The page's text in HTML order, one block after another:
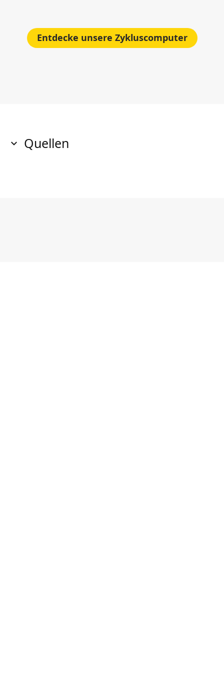
Entdecke unsere Zykluscomputer
Quellen